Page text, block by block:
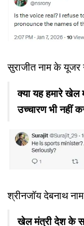
सुराजीत नाम के यूजर
क्या यह हमारे खेल
उच्चारण भी नहीं
श्रीनजॉय देबनाथ
खेल मंत्री देश के